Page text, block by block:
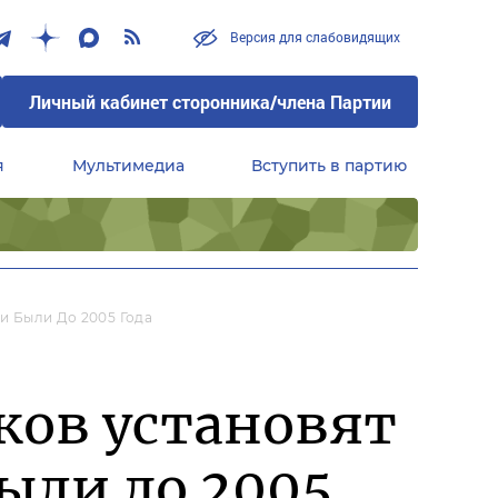
Версия для слабовидящих
Личный кабинет сторонника/члена Партии
Мультимедиа Вступить в партию
Были До 2005 Года
установят